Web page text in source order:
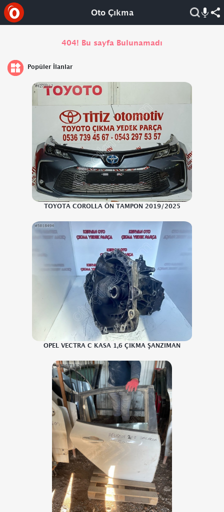
Oto Çıkma
404! Bu sayfa Bulunamadı
Popüler İlanlar
TOYOTA COROLLA ÖN TAMPON 2019/2025
OPEL VECTRA C KASA 1,6 ÇIKMA ŞANZIMAN